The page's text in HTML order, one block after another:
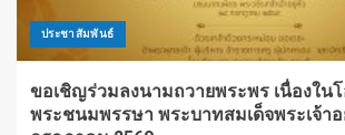
ประชาสัมพันธ์
ขอเชิญร่วมลงนามถวายพระพร เนื่องใน
พระชนมพรรษา พระบาทสมเด็จพระเจ้า